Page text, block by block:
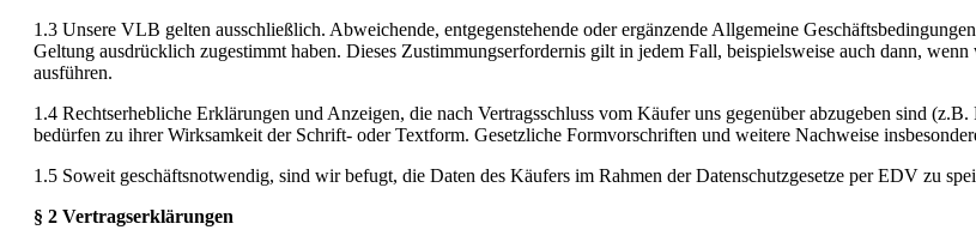
1.3 Unsere VLB gelten ausschließlich. Abweichende, entgegenstehende oder ergänzende Allgemeine
Geltung ausdrücklich zugestimmt haben. Dieses Zustimmungserfordernis gilt in jedem Fall, beispielsweise auch dann,
ausführen.
1.4 Rechtserhebliche Erklärungen und Anzeigen, die nach Vertragsschluss vom Käufer uns gegenüber abzugeben sind
bedürfen zu ihrer Wirksamkeit der Schrift- oder Textform. Gesetzliche Formvorschriften und weitere Nachweise
1.5 Soweit geschäftsnotwendig, sind wir befugt, die Daten des Käufers im Rahmen der Datenschutzgesetze per EDV zu
§ 2 Vertragserklärungen